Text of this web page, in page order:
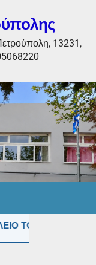
13231,
ΤΟΥΣ